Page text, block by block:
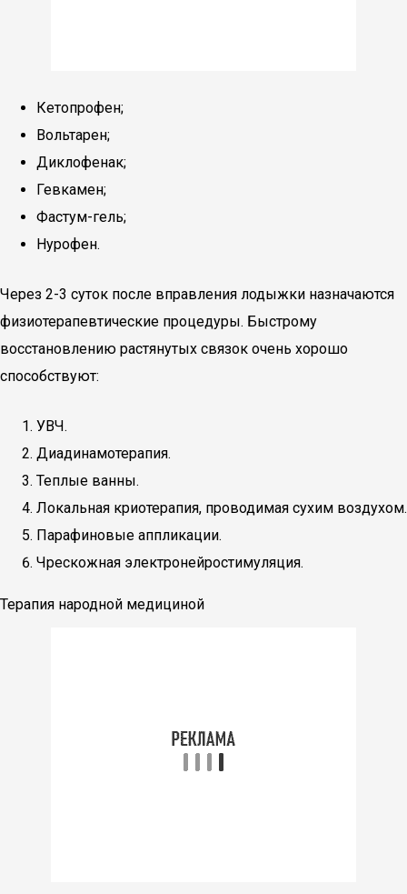
Кетопрофен;
Вольтарен;
Диклофенак;
Гевкамен;
Фастум-гель;
Нурофен.
Через 2-3 суток после вправления лодыжки назначаются
физиотерапевтические процедуры. Быстрому
восстановлению растянутых связок очень хорошо
способствуют:
УВЧ.
Диадинамотерапия.
Теплые ванны.
Локальная криотерапия, проводимая сухим воздухом.
Парафиновые аппликации.
Чрескожная электронейростимуляция.
Терапия народной медициной